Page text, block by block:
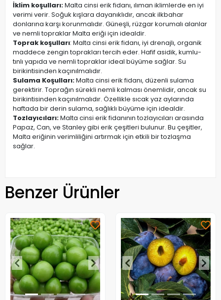
İklim koşulları:Malta cinsi erik fidanı, ılıman iklimlerde en iyi
verimi verir. Soğuk kışlara dayanıklıdır, ancak ilkbahar
donlarına karşı korunmalıdır. Güneşli, rüzgar korumalı alanlar
ve nemli topraklar Malta eriği için idealdir.
Toprak koşulları: Malta cinsi erik fidanı, iyi drenajlı, organik
maddece zengin toprakları tercih eder. Hafif asidik, kumlu-
tınlı yapıda ve nemli topraklar ideal büyüme sağlar. Su
birikintisinden kaçınılmalıdır.
Sulama Koşulları:Malta cinsi erik fidanı, düzenli sulama
gerektirir. Toprağın sürekli nemli kalması önemlidir, ancak su
birikintisinden kaçınılmalıdır. Özellikle sıcak yaz aylarında
haftada bir derin sulama, sağlıklı büyüme için idealdir.
Tozlayıcıları:Malta cinsi erik fidanının tozlayıcıları arasında
Papaz, Can, ve Stanley gibi erik çeşitleri bulunur. Bu çeşitler,
Malta eriğinin verimliliğini artırmak için etkili bir tozlaşma
sağlar.
Benzer Ürünler